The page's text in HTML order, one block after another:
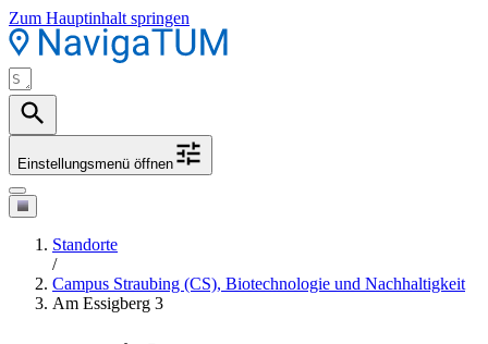
Zum Hauptinhalt springen
Einstellungsmenü öffnen
Standorte
/
Campus Straubing (CS), Biotechnologie und Nachhaltigkeit
Am Essigberg 3